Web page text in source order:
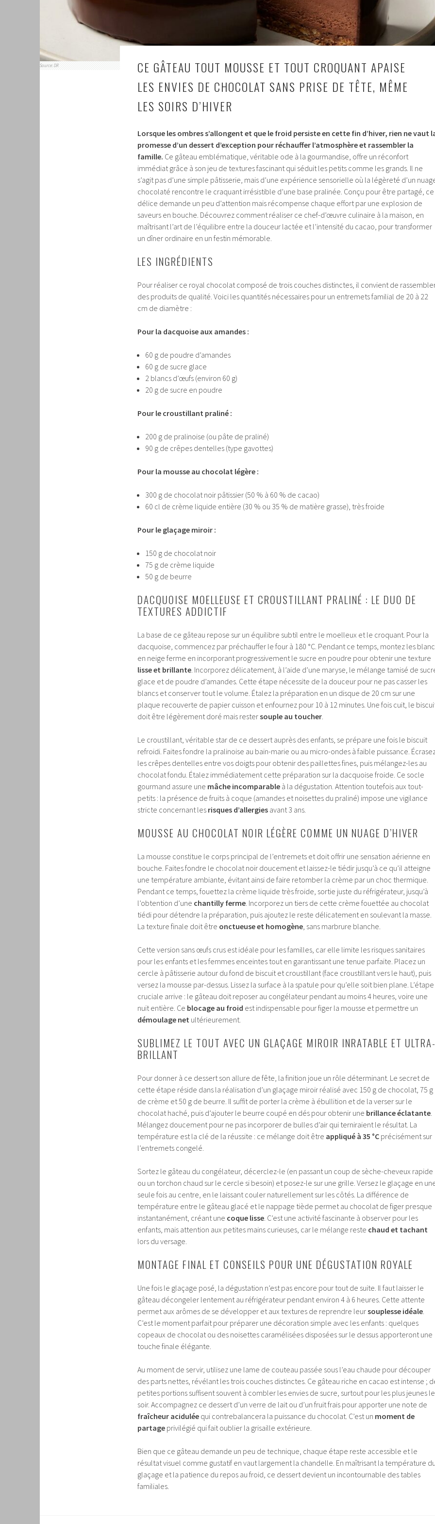
Source: DR
CE GÂTEAU TOUT MOUSSE ET TOUT CROQUANT APAISE
LES ENVIES DE CHOCOLAT SANS PRISE DE TÊTE, MÊME
LES SOIRS D’HIVER
Lorsque les ombres s’allongent et que le froid persiste en cette fin d’hiver, rien ne vaut
promesse d’un dessert d’exception pour réchauffer l’atmosphère et rassembler la
famille. Ce gâteau emblématique, véritable ode à la gourmandise, offre un réconfort
immédiat grâce à son jeu de textures fascinant qui séduit les petits comme les grands. Il ne
s’agit pas d’une simple pâtisserie, mais d’une expérience sensorielle où la légèreté d’un
chocolaté rencontre le craquant irrésistible d’une base pralinée. Conçu pour être partagé, ce
délice demande un peu d’attention mais récompense chaque effort par une explosion de
saveurs en bouche. Découvrez comment réaliser ce chef-d’œuvre culinaire à la maison, en
maîtrisant l’art de l’équilibre entre la douceur lactée et l’intensité du cacao, pour transformer
un dîner ordinaire en un festin mémorable.
LES INGRÉDIENTS
Pour réaliser ce royal chocolat composé de trois couches distinctes, il convient de
des produits de qualité. Voici les quantités nécessaires pour un entremets familial de 20 à 22
cm de diamètre :
Pour la dacquoise aux amandes :
60 g de poudre d’amandes
60 g de sucre glace
2 blancs d’œufs (environ 60 g)
20 g de sucre en poudre
Pour le croustillant praliné :
200 g de pralinoise (ou pâte de praliné)
90 g de crêpes dentelles (type gavottes)
Pour la mousse au chocolat légère :
300 g de chocolat noir pâtissier (50 % à 60 % de cacao)
60 cl de crème liquide entière (30 % ou 35 % de matière grasse), très froide
Pour le glaçage miroir :
150 g de chocolat noir
75 g de crème liquide
50 g de beurre
DACQUOISE MOELLEUSE ET CROUSTILLANT PRALINÉ : LE DUO DE
TEXTURES ADDICTIF
La base de ce gâteau repose sur un équilibre subtil entre le moelleux et le croquant. Pour la
dacquoise, commencez par préchauffer le four à 180 °C. Pendant ce temps, montez les
en neige ferme en incorporant progressivement le sucre en poudre pour obtenir une texture
lisse et brillante. Incorporez délicatement, à l’aide d’une maryse, le mélange tamisé de
glace et de poudre d’amandes. Cette étape nécessite de la douceur pour ne pas casser les
blancs et conserver tout le volume. Étalez la préparation en un disque de 20 cm sur une
plaque recouverte de papier cuisson et enfournez pour 10 à 12 minutes. Une fois cuit, le
doit être légèrement doré mais restersouple au toucher.
Le croustillant, véritable star de ce dessert auprès des enfants, se prépare une fois le biscuit
refroidi. Faites fondre la pralinoise au bain-marie ou au micro-ondes à faible puissance.
les crêpes dentelles entre vos doigts pour obtenir des paillettes fines, puis mélangez-les au
chocolat fondu. Étalez immédiatement cette préparation sur la dacquoise froide. Ce socle
gourmand assure une mâche incomparable à la dégustation. Attention toutefois aux tout-
petits : la présence de fruits à coque (amandes et noisettes du praliné) impose une vigilance
stricte concernant les risques d’allergies avant 3 ans.
MOUSSE AU CHOCOLAT NOIR LÉGÈRE COMME UN NUAGE D’HIVER
La mousse constitue le corps principal de l’entremets et doit offrir une sensation aérienne en
bouche. Faites fondre le chocolat noir doucement et laissez-le tiédir jusqu’à ce qu’il atteigne
une température ambiante, évitant ainsi de faire retomber la crème par un choc thermique.
Pendant ce temps, fouettez la crème liquide très froide, sortie juste du réfrigérateur, jusqu’à
l’obtention d’une chantilly ferme. Incorporez un tiers de cette crème fouettée au chocolat
tiédi pour détendre la préparation, puis ajoutez le reste délicatement en soulevant la masse.
La texture finale doit être onctueuse et homogène, sans marbrure blanche.
Cette version sans œufs crus est idéale pour les familles, car elle limite les risques sanitaires
pour les enfants et les femmes enceintes tout en garantissant une tenue parfaite. Placez un
cercle à pâtisserie autour du fond de biscuit et croustillant (face croustillant vers le haut), puis
versez la mousse par-dessus. Lissez la surface à la spatule pour qu’elle soit bien plane. L’étape
cruciale arrive : le gâteau doit reposer au congélateur pendant au moins 4 heures, voire une
nuit entière. Ce blocage au froid est indispensable pour figer la mousse et permettre un
démoulage net ultérieurement.
SUBLIMEZ LE TOUT AVEC UN GLAÇAGE MIROIR INRATABLE ET
BRILLANT
Pour donner à ce dessert son allure de fête, la finition joue un rôle déterminant. Le secret de
cette étape réside dans la réalisation d’un glaçage miroir réalisé avec 150 g de chocolat, 75 g
de crème et 50 g de beurre. Il suffit de porter la crème à ébullition et de la verser sur le
chocolat haché, puis d’ajouter le beurre coupé en dés pour obtenir une brillance éclatante.
Mélangez doucement pour ne pas incorporer de bulles d’air qui terniraient le résultat. La
température est la clé de la réussite : ce mélange doit être appliqué à 35 °C précisément sur
l’entremets congelé.
Sortez le gâteau du congélateur, décerclez-le (en passant un coup de sèche-cheveux rapide
ou un torchon chaud sur le cercle si besoin) et posez-le sur une grille. Versez le glaçage en
seule fois au centre, en le laissant couler naturellement sur les côtés. La différence de
température entre le gâteau glacé et le nappage tiède permet au chocolat de figer presque
instantanément, créant une coque lisse. C’est une activité fascinante à observer pour les
enfants, mais attention aux petites mains curieuses, car le mélange reste chaud et tachant
lors du versage.
MONTAGE FINAL ET CONSEILS POUR UNE DÉGUSTATION ROYALE
Une fois le glaçage posé, la dégustation n’est pas encore pour tout de suite. Il faut laisser le
gâteau décongeler lentement au réfrigérateur pendant environ 4 à 6 heures. Cette attente
permet aux arômes de se développer et aux textures de reprendre leursouplesse idéale.
C’est le moment parfait pour préparer une décoration simple avec les enfants : quelques
copeaux de chocolat ou des noisettes caramélisées disposées sur le dessus apporteront une
touche finale élégante.
Au moment de servir, utilisez une lame de couteau passée sous l’eau chaude pour découper
des parts nettes, révélant les trois couches distinctes. Ce gâteau riche en cacao est intense ;
petites portions suffisent souvent à combler les envies de sucre, surtout pour les plus jeunes le
soir. Accompagnez ce dessert d’un verre de lait ou d’un fruit frais pour apporter une note de
fraîcheur acidulée qui contrebalancera la puissance du chocolat. C’est un moment de
partage privilégié qui fait oublier la grisaille extérieure.
Bien que ce gâteau demande un peu de technique, chaque étape reste accessible et le
résultat visuel comme gustatif en vaut largement la chandelle. En maîtrisant la température
glaçage et la patience du repos au froid, ce dessert devient un incontournable des tables
familiales.